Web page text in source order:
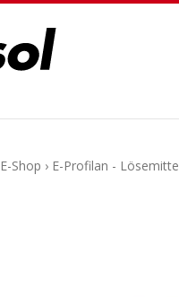
E-Shop › E-Profilan -